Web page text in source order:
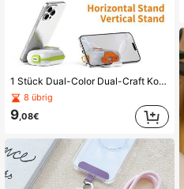
1 Stück Dual-Color Dual-Craft Kontrastdesign Musik-Elf Schutzhülle kompatibel mit Apple Pro/Pro2, stoßfeste Hartrücken-Silikon-Handyhülle für 4. Gen Pro3, integrierter Ständer (Orange)
8 übrig
9 ,08€